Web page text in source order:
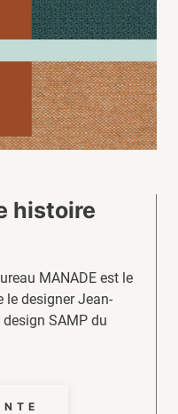
histoire
MANADE est le
le designer Jean-
design SAMP du